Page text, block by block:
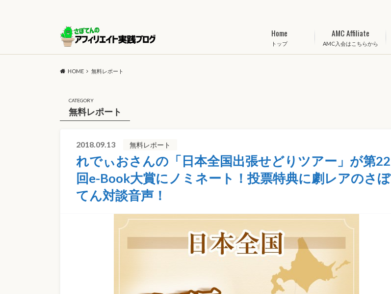
トップ
Home
AMC入会はこちらから
AMC Affiliate
HOME 無料レポート
CATEGORY
無料レポート
2018.09.13 無料レポート
れでぃおさんの「日本全国出張せどりツアー」が第22
回e-Book大賞にノミネート！投票特典に劇レアのさぼ
てん対談音声！